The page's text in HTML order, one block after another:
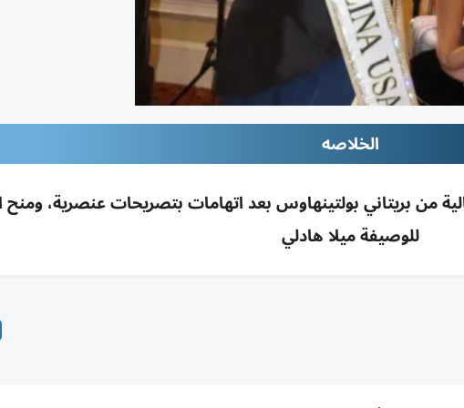
الخلاصه
من بريتاني بولتينهاوس بعد اتهامات بتصريحات عنصرية، ومنح
للوصيفة ميلا هادلي